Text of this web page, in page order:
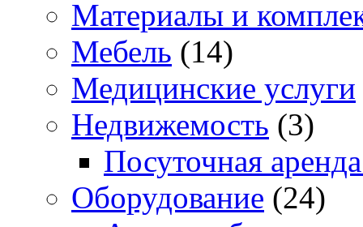
Материалы и
Мебель (14)
Медицинские услуги
Недвижемость (3)
Посуточная
Оборудование (24)